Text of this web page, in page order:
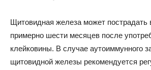
Щитовидная железа может пострадать
примерно шести месяцев после
клейковины. В случае аутоиммунного
щитовидной железы рекомендуется